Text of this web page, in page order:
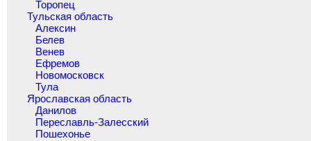
Торопец
Тульская область
Алексин
Белев
Венев
Ефремов
Новомосковск
Тула
Ярославская область
Данилов
Переславль-Залесский
Пошехонье